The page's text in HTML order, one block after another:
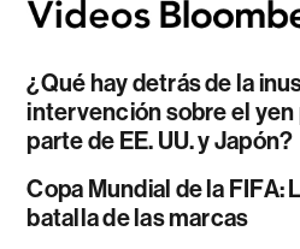
¿Qué hay detrás de la
intervención sobre el yen
parte de EE. UU. y Japón?
Copa Mundial de la FIFA:
batalla de las marcas